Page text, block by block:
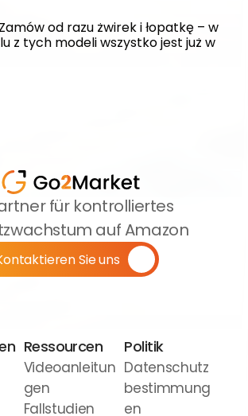
Zamów od razu żwirek i łopatkę – w
z tych modeli wszystko jest już w
für kontrolliertes
auf Amazon
Sie uns
Ressourcen
Videoanleitun
gen
Fallstudien
Politik
Datenschutz
bestimmung
en